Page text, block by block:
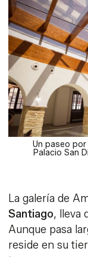
Un paseo
Palacio San
La galería de
Santiago, lleva
Aunque pasa
reside en su